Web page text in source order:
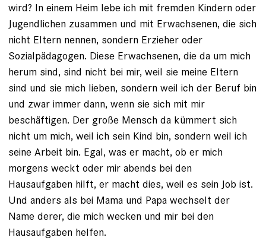
wird? In einem Heim lebe ich mit fremden Kindern oder
Jugendlichen zusammen und mit Erwachsenen, die sich
nicht Eltern nennen, sondern Erzieher oder
Sozialpädagogen. Diese Erwachsenen, die da um mich
herum sind, sind nicht bei mir, weil sie meine Eltern
sind und sie mich lieben, sondern weil ich der Beruf bin
und zwar immer dann, wenn sie sich mit mir
beschäftigen. Der große Mensch da kümmert sich
nicht um mich, weil ich sein Kind bin, sondern weil ich
seine Arbeit bin. Egal, was er macht, ob er mich
morgens weckt oder mir abends bei den
Hausaufgaben hilft, er macht dies, weil es sein Job ist.
Und anders als bei Mama und Papa wechselt der
Name derer, die mich wecken und mir bei den
Hausaufgaben helfen.